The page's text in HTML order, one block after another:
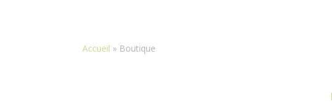
Accueil » Boutique